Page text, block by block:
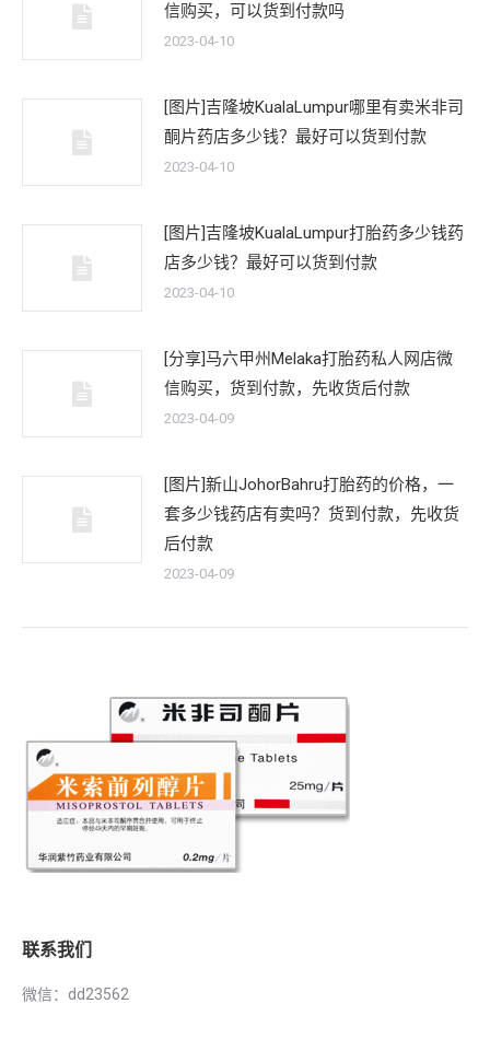
信购买，可以货到付款吗
2023-04-10
[图片]吉隆坡KualaLumpur哪里有卖米非司
酮片药店多少钱？最好可以货到付款
2023-04-10
[图片]吉隆坡KualaLumpur打胎药多少钱药
店多少钱？最好可以货到付款
2023-04-10
[分享]马六甲州Melaka打胎药私人网店微
信购买，货到付款，先收货后付款
2023-04-09
[图片]新山JohorBahru打胎药的价格，一
套多少钱药店有卖吗？货到付款，先收货
后付款
2023-04-09
联系我们
微信：dd23562